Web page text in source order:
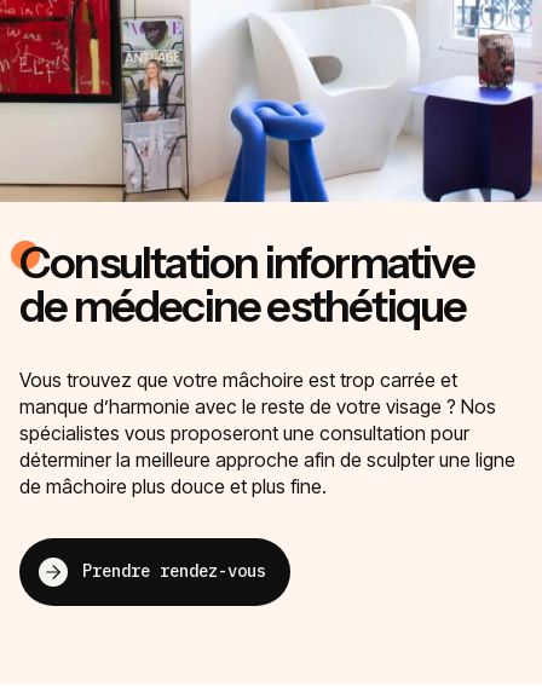
Consultation informative
de médecine esthétique
Vous trouvez que votre mâchoire est trop carrée et
manque d’harmonie avec le reste de votre visage ? Nos
spécialistes vous proposeront une consultation pour
déterminer la meilleure approche afin de sculpter une ligne
de mâchoire plus douce et plus fine.
Prendre rendez-vous